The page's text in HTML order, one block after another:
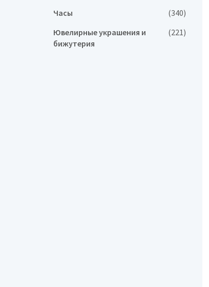
Часы (340)
Ювелирные украшения и
бижутерия
(221)